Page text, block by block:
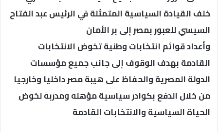
خلف القيادة السياسية المتمثلة في الرئيس عبد الفتاح
السيسي للعبور بمصر إلى بر الأمان
وأعداد قوائم انتخابات وطنية تخوض الانتخابات
القادمة بهدف الوقوف إلى جانب جميع مؤسسات
الدولة المصرية والحفاظ على هيبة مصر داخليا وخارجيا
من خلال الدفع بكوادر سياسية مؤهله ومدربه لخوض
الحياة السياسية والانتخابات القادمة